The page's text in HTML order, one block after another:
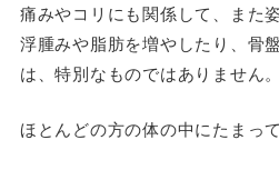
痛みやコリにも関係して、また
浮腫みや脂肪を増やしたり、骨
は、特別なものではありません。
ほとんどの方の体の中にたまっ